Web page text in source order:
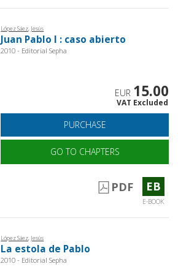
López Sáez, Jesús
Juan Pablo I : caso abierto
2010 - Editorial Sepha
EUR 15.00
VAT Excluded
PURCHASE
GO TO CHAPTERS
PDF EB
E-BOOK
López Sáez, Jesús
La estola de Pablo
2010 - Editorial Sepha